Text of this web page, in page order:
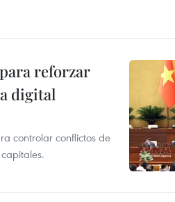
reforzar
digital
controlar conflictos de